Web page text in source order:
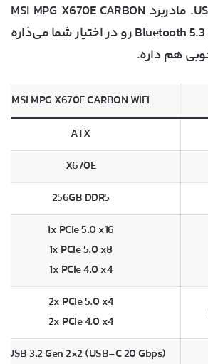
و یکی USB 3.2 Gen 2. مادربرد MSI MPG X670E CARBON
WIFI هم Wi-Fi 6E و Bluetooth 5.3 رو در اختیار شما می‌ذاره
هم داره.
MSI MPG X670E CARBON WIFI
ATX
X670E
256GB DDR5
1x PCIe 5.0 x16
1x PCIe 5.0 x8
1x PCIe 4.0 x4
2x PCIe 5.0 x4
2x PCIe 4.0 x4
USB 3.2 Gen 2×2 (USB-C 20 Gbps)